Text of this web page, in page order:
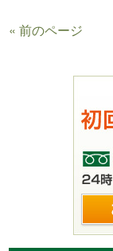
« 前のページ